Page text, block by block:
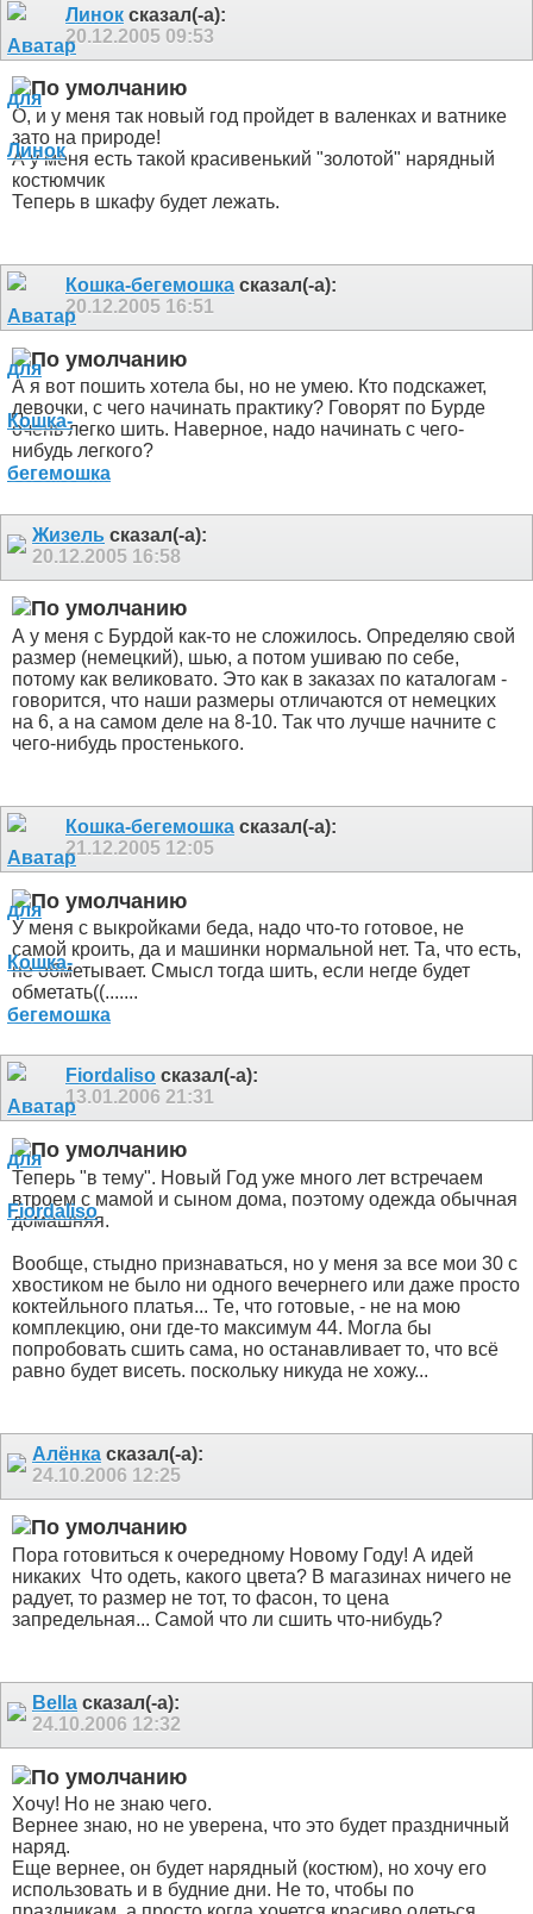
Линок сказал(-а):
20.12.2005 09:53
О, и у меня так новый год пройдет в валенках и ватнике
зато на природе!
А у меня есть такой красивенький "золотой" нарядный
костюмчик
Теперь в шкафу будет лежать.
Кошка-бегемошка сказал(-а):
20.12.2005 16:51
А я вот пошить хотела бы, но не умею. Кто подскажет,
девочки, с чего начинать практику? Говорят по Бурде
очень легко шить. Наверное, надо начинать с чего-
нибудь легкого?
Жизель сказал(-а):
20.12.2005 16:58
А у меня с Бурдой как-то не сложилось. Определяю свой
размер (немецкий), шью, а потом ушиваю по себе,
потому как великовато. Это как в заказах по каталогам -
говорится, что наши размеры отличаются от немецких
на 6, а на самом деле на 8-10. Так что лучше начните с
чего-нибудь простенького.
Кошка-бегемошка сказал(-а):
21.12.2005 12:05
У меня с выкройками беда, надо что-то готовое, не
самой кроить, да и машинки нормальной нет. Та, что есть,
не обметывает. Смысл тогда шить, если негде будет
обметать((.......
Fiordaliso сказал(-а):
13.01.2006 21:31
Теперь "в тему". Новый Год уже много лет встречаем
втроем с мамой и сыном дома, поэтому одежда обычная
домашняя.
Вообще, стыдно признаваться, но у меня за все мои 30 с
хвостиком не было ни одного вечернего или даже просто
коктейльного платья... Те, что готовые, - не на мою
комплекцию, они где-то максимум 44. Могла бы
попробовать сшить сама, но останавливает то, что всё
равно будет висеть. поскольку никуда не хожу...
Алёнка сказал(-а):
24.10.2006 12:25
Пора готовиться к очередному Новому Году! А идей
никаких Что одеть, какого цвета? В магазинах ничего не
радует, то размер не тот, то фасон, то цена
запредельная... Самой что ли сшить что-нибудь?
Bella сказал(-а):
24.10.2006 12:32
Хочу! Но не знаю чего.
Вернее знаю, но не уверена, что это будет праздничный
наряд.
Еще вернее, он будет нарядный (костюм), но хочу его
использовать и в будние дни. Не то, чтобы по